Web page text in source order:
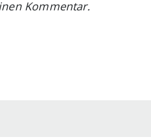
Kommentar.